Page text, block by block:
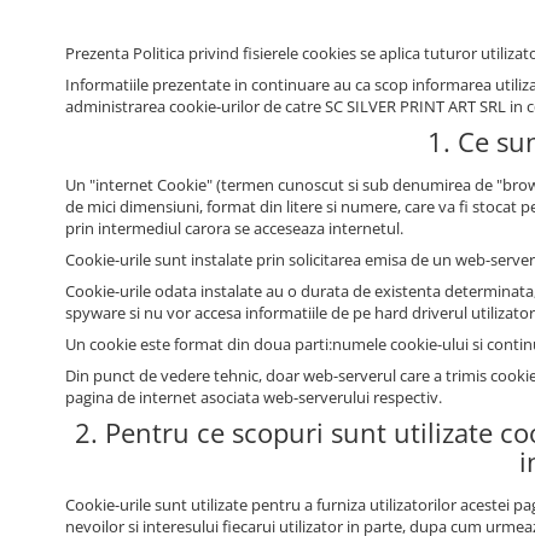
Prezenta Politica privind fisierele cookies se aplica tuturor
Informatiile prezentate in continuare au ca scop informarea
administrarea cookie-urilor de catre SC SILVER PRINT ART
1. Ce
Un "internet Cookie" (termen cunoscut si sub denumirea de
de mici dimensiuni, format din litere si numere, care va fi stocat
prin intermediul carora se acceseaza internetul.
Cookie-urile sunt instalate prin solicitarea emisa de un web-
Cookie-urile odata instalate au o durata de existenta
spyware si nu vor accesa informatiile de pe hard driverul
Un cookie este format din doua parti:numele cookie-ului si
Din punct de vedere tehnic, doar web-serverul care a trimis
pagina de internet asociata web-serverului respectiv.
2. Pentru ce scopuri sunt utilizate
Cookie-urile sunt utilizate pentru a furniza utilizatorilor acestei
nevoilor si interesului fiecarui utilizator in parte, dupa cum